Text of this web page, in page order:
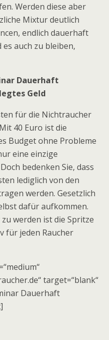
Werden diese aber
Mixtur deutlich
endlich dauerhaft
auch zu bleiben,
Dauerhaft
Geld
für die Nichtraucher
40 Euro ist die
Budget ohne Probleme
eine einzige
bedenken Sie, dass
lediglich von den
werden. Gesetzlich
dafür aufkommen.
werden ist die Spritze
für jeden Raucher
target=“blank“
Dauerhaft